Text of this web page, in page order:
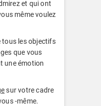
et qui ont
même voulez
tous les objectifs
que vous
une émotion
sur votre cadre
-même.